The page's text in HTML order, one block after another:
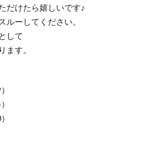
だけたら嬉しいです♪
ルーしてください。
して
ます。